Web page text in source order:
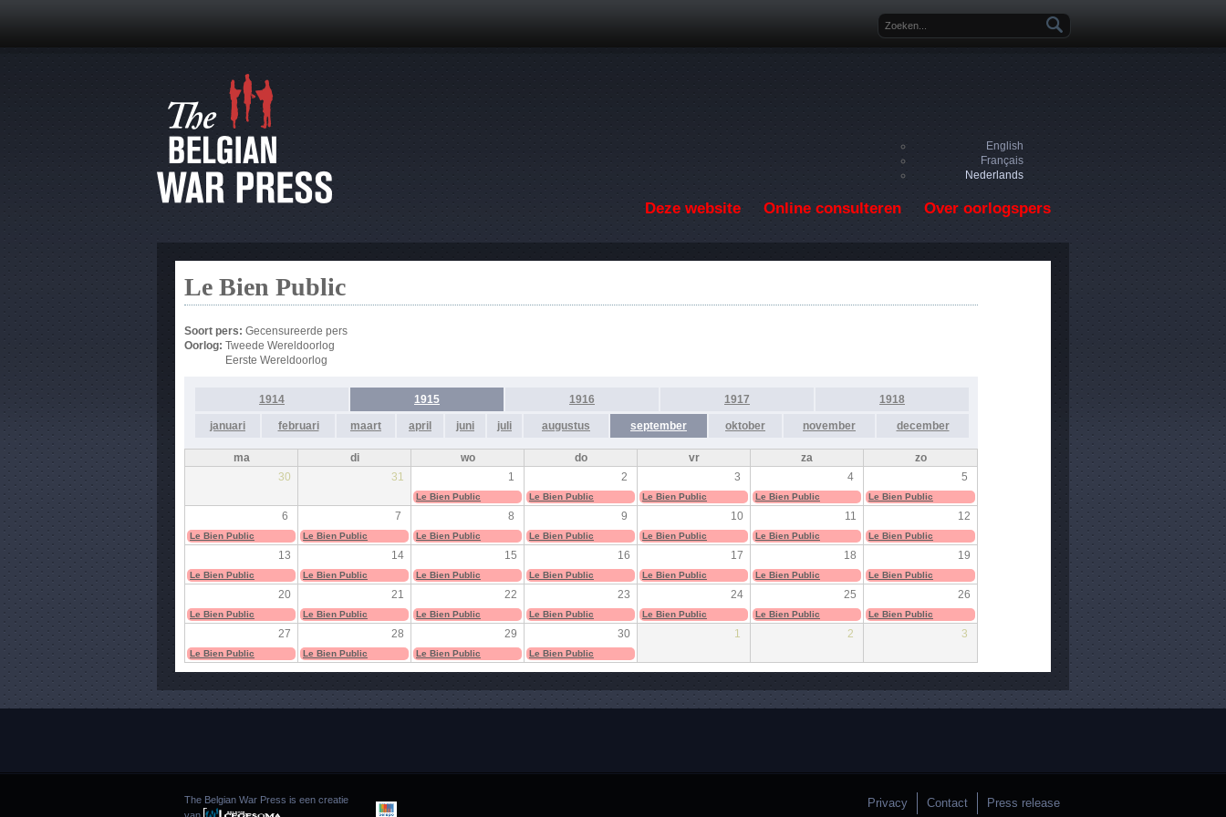
Zoekveld
English
Français
Nederlands
Deze website Online consulteren Over oorlogspers
Le Bien Public
Soort pers: Gecensureerde pers
Oorlog: Tweede Wereldoorlog
Eerste Wereldoorlog
1914 1915 1916 1917 1918
januari februari maart april juni juli augustus september oktober november december
ma di wo do vr za
zo
30
31 1 2 3 4 5
Le Bien Public Le Bien Public Le Bien Public Le Bien Public Le Bien Public
6 7 8 9 10 11 12
Le Bien Public Le Bien Public Le Bien Public Le Bien Public Le Bien Public Le Bien Public Le Bien Public
13 14 15 16 17 18 19
Le Bien Public Le Bien Public Le Bien Public Le Bien Public Le Bien Public Le Bien Public Le Bien Public
20 21 22 23 24 25 26
Le Bien Public Le Bien Public Le Bien Public Le Bien Public Le Bien Public Le Bien Public Le Bien Public
27 28 29 30 1 2 3
Le Bien Public Le Bien Public Le Bien Public Le Bien Public
The Belgian War Press is een creatie
Privacy Contact Press release